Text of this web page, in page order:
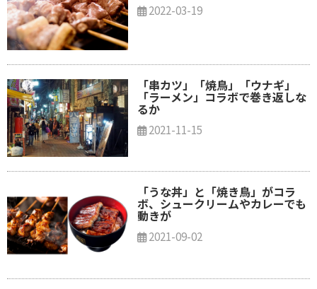
2022-03-19
「串カツ」「焼鳥」「ウナギ」
「ラーメン」コラボで巻き返しな
るか
2021-11-15
「うな丼」と「焼き鳥」がコラ
ボ、シュークリームやカレーでも
動きが
2021-09-02